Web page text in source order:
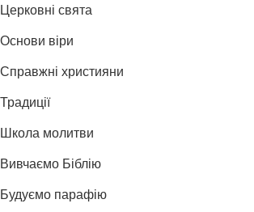
Церковні свята
Основи віри
Справжні християни
Традиції
Школа молитви
Вивчаємо Біблію
Будуємо парафію